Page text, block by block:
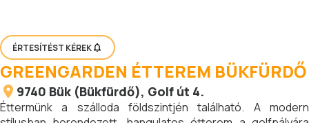
ÉRTESÍTÉST KÉREK
GREENGARDEN ÉTTEREM BÜKFÜRDŐ
9740 Bük (Bükfürdő), Golf út 4.
Éttermünk a szálloda földszintjén található. A modern